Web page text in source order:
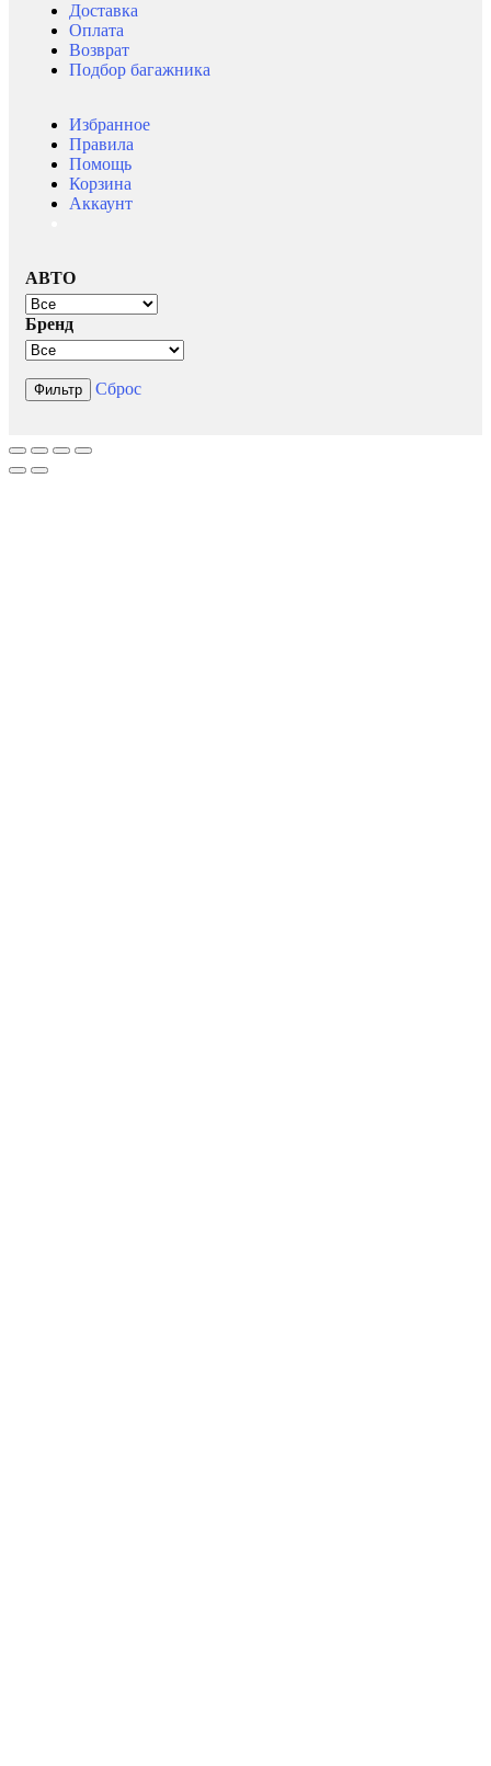
LADA
2170
БелЗАН
Доставка
Оплата
Возврат
Подбор багажника
Избранное
Правила
Помощь
Корзина
Аккаунт
АВТО
Бренд
Фильтр Сброс